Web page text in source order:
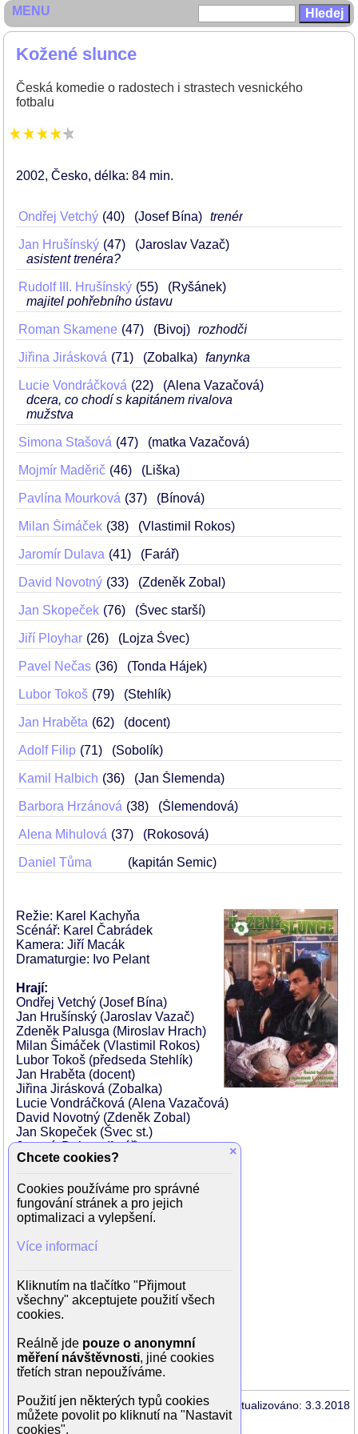
Kožené slunce
Česká komedie o radostech i strastech vesnického
fotbalu
2002 Česko délka: 84 min
Ondřej Vetchý 40 (Josef Bína) trenér
Jan Hrušínský 47
(Jaroslav Vazač)
asistent trenéra?
Rudolf III. Hrušínský 55
(Ryšánek)
majitel pohřebního ústavu
Roman Skamene 47 (Bivoj) rozhodčí
Jiřina Jirásková 71 (Zobalka) fanynka
Lucie Vondráčková 22
(Alena Vazačová)
dcera, co chodí s kapitánem rivalova
mužstva
Simona Stašová 47 (matka Vazačová)
Mojmír Maděrič 46 (Liška)
Pavlína Mourková 37 (Bínová)
Milan Šimáček 38 (Vlastimil Rokos)
Jaromír Dulava 41 (Farář)
David Novotný 33 (Zdeněk Zobal)
Jan Skopeček 76 (Švec starší)
Jiří Ployhar 26 (Lojza Švec)
Pavel Nečas 36 (Tonda Hájek)
Lubor Tokoš 79 (Stehlík)
Jan Hraběta 62 (docent)
Adolf Filip 71 (Sobolík)
Kamil Halbich 36 (Jan Šlemenda)
Barbora Hrzánová 38 (Šlemendová)
Alena Mihulová 37 (Rokosová)
Daniel Tůma (kapitán Semic)
Režie: Karel Kachyňa
Scénář: Karel Čabrádek
Kamera: Jiří Macák
Dramaturgie: Ivo Pelant
Hrají:
Ondřej Vetchý (Josef Bína)
Jan Hrušínský (Jaroslav Vazač)
Zdeněk Palusga (Miroslav Hrach)
Milan Šimáček (Vlastimil Rokos)
Lubor Tokoš (předseda Stehlík)
Jan Hraběta (docent)
Jiřina Jirásková (Zobalka)
Lucie Vondráčková (Alena Vazačová)
David Novotný (Zdeněk Zobal)
Jan Skopeček (Švec st.)
Jaromír Dulava (farář)
Rudolf Hrušínský ml. (Ryšánek)
Jan Bidlas (Loukota)
Adolf Filip (Sobolík)
Kamil Halbich (Jan Šlemenda)
Mojmír Maděrič (Liška)
Pavel Nečas (Tonda Hájek)
Roman Slovák (hospodský)
Simona Stašová (matka Vazačová)
Daniel Tůma (kapitán Semic)
Jiří Ployhar (Lojza Švec)
Aktualizováno: 3.3.2018
MENU
×
Chcete cookies?
Cookies používáme pro správné
fungování stránek a pro jejich
optimalizaci a vylepšení.
Více informací
Kliknutím na tlačítko "Přijmout
všechny" akceptujete použití všech
cookies.
Reálně jde pouze o anonymní
měření návštěvnosti, jiné cookies
třetích stran nepoužíváme.
Použití jen některých typů cookies
můžete povolit po kliknutí na "Nastavit
cookies".